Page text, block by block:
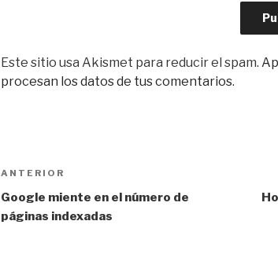
Este sitio usa Akismet para reducir el spam.
procesan los datos de tus comentarios.
Navegación
de
entradas
Entrada
anterior:
ANTERIOR
Google miente en el número de
páginas indexadas